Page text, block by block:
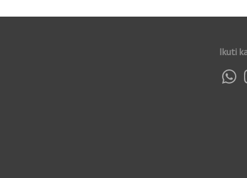
Ikuti